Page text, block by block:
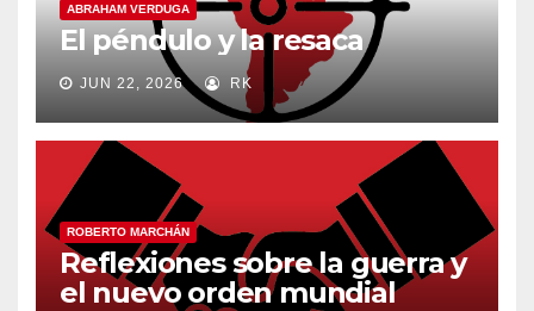
ABRAHAM VERDUGA
El péndulo y la resaca
JUN 22, 2026 RK
ROBERTO MARCHÁN
Reflexiones sobre la guerra y
el nuevo orden mundial